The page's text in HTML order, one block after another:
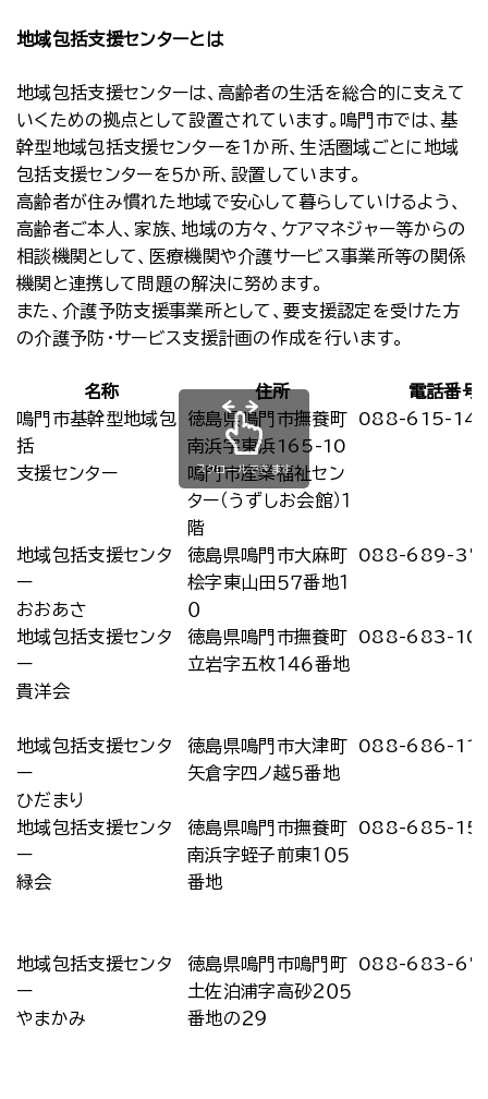
地域包括支援センターとは
地域包括支援センターは、高齢者の生活を総合的に支えて
いくための拠点として設置されています。鳴門市では、基
幹型地域包括支援センターを１か所、生活圏域ごとに地域
包括支援センターを５か所、設置しています。
高齢者が住み慣れた地域で安心して暮らしていけるよう、
高齢者ご本人、家族、地域の方々、ケアマネジャー等からの
相談機関として、医療機関や介護サービス事業所等の関係
機関と連携して問題の解決に努めます。
また、介護予防支援事業所として、要支援認定を受けた方
の介護予防・サービス支援計画の作成を行います。
名称 住所
電話番号
鳴門市基幹型地域包
括
支援センター
徳島県鳴門市撫養町
南浜字東浜165-10
鳴門市産業福祉セン
ター（うずしお会館）１
階
088-615-
地域包括支援センタ
ー
おおあさ
徳島県鳴門市大麻町
桧字東山田５７番地１
０
088-689-
地域包括支援センタ
ー
貴洋会
徳島県鳴門市撫養町
立岩字五枚１４６番地
088-683-
地域包括支援センタ
ー
ひだまり
徳島県鳴門市大津町
矢倉字四ノ越５番地
088-686-
地域包括支援センタ
ー
緑会
徳島県鳴門市撫養町
南浜字蛭子前東１０５
番地
088-685-
地域包括支援センタ
ー
やまかみ
徳島県鳴門市鳴門町
土佐泊浦字高砂２０５
番地の２９
088-683-
スクロールできます